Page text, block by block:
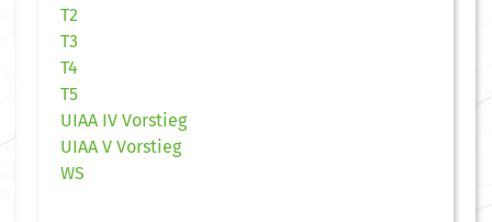
T2
T3
T4
T5
UIAA IV Vorstieg
UIAA V Vorstieg
WS